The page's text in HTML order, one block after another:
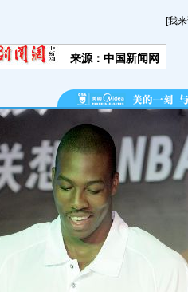
[我
来源：中国新闻网